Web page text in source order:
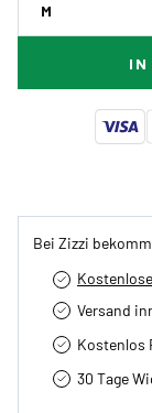
M
IN
Bei Zizzi
Versand
Kostenlos
30 Tage